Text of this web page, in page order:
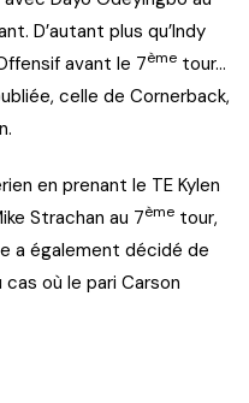
D’autant plus qu’Indy
avant le 7ème tour…
celle de Cornerback,
en prenant le TE Kylen
Strachan au 7ème tour,
a également décidé de
cas où le pari Carson